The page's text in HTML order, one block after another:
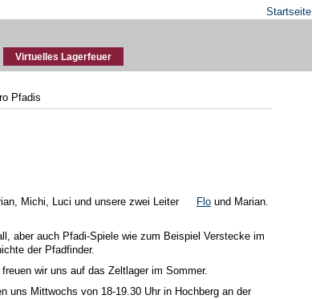
Startseite
Virtuelles Lagerfeuer
Pfadis
Michi, Luci und unsere zwei Leiter
Flo und Marian.
aber auch Pfadi-Spiele wie zum Beispiel Verstecke im
der Pfadfinder.
wir uns auf das Zeltlager im Sommer.
uns Mittwochs von 18-19.30 Uhr in Hochberg an der